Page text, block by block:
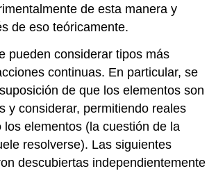
de esta manera y
de eso teóricamente.
pueden considerar tipos más
continuas. En particular, se
de que los elementos son
y considerar, permitiendo reales
los elementos (la cuestión de la
resolverse). Las siguientes
descubiertas independientemente